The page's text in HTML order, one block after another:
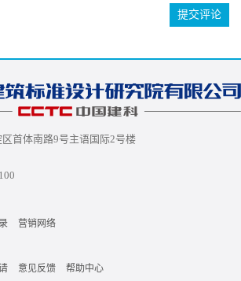
提交评论
首体南路9号主语国际2号楼
营销网络
意见反馈 帮助中心